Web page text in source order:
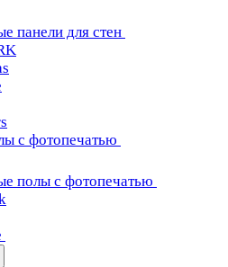
панели для стен
с фотопечатью
полы с фотопечатью